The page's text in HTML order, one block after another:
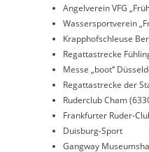
Angelverein VFG
Wassersportverein
Krapphofschleuse
Regattastrecke
Messe „boot“
Regattastrecke der
Ruderclub Cham
Frankfurter Ruder-
Duisburg-Sport
Gangway